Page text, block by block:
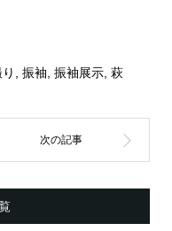
, 振袖, 振袖展示, 萩